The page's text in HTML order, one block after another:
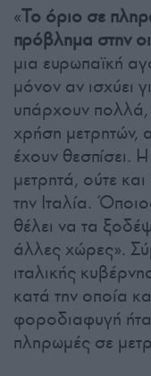
«Το όριο σε
πρόβλημα στην
μια ευρωπαϊκή
μόνον αν ισχύει
υπάρχουν πολλά,
χρήση μετρητών,
έχουν θεσπίσει.
μετρητά, ούτε
την Ιταλία.
θέλει να τα
άλλες χώρες».
ιταλικής
κατά την οποία
φοροδιαφυγή
πληρωμές σε